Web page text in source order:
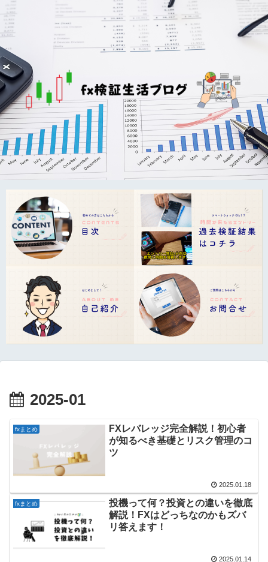
2025-01
fxまとめ
FXレバレッジ完全解説！初心者
が知るべき基礎とリスク管理のコ
ツ
2025.01.18
fxまとめ
投機って何？投資との違いを徹底
解説！FXはどっちなのかもズバ
リ答えます！
2025.01.14